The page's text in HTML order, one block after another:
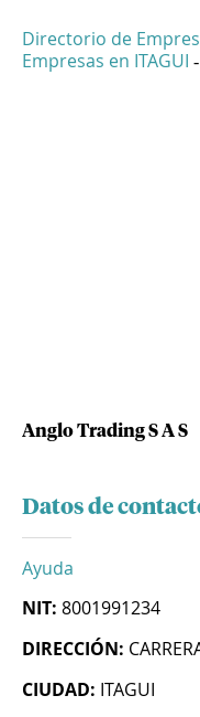
Directorio de
Empresas en ITAGUI -
Anglo Trading S A S
Datos de
Ayuda
NIT: 8001991234
DIRECCIÓN:
CIUDAD: ITAGUI